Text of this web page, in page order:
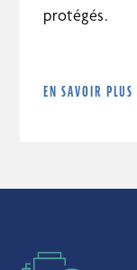
protégés.
EN SAVOIR PLUS